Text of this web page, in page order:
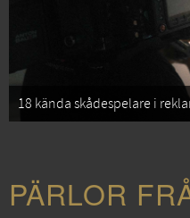
18 kända skådespelare i
PÄRLOR